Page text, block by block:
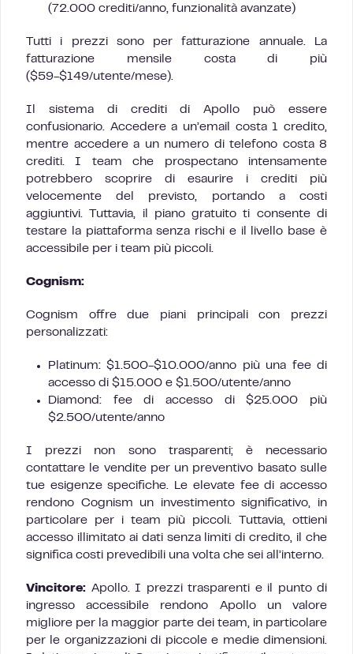
(72.000 crediti/anno, funzionalità avanzate)
Tutti i prezzi sono per fatturazione annuale. La
fatturazione mensile costa di più
($59-$149/utente/mese).
Il sistema di crediti di Apollo può essere
confusionario. Accedere a un’email costa 1 credito,
mentre accedere a un numero di telefono costa 8
crediti. I team che prospectano intensamente
potrebbero scoprire di esaurire i crediti più
velocemente del previsto, portando a costi
aggiuntivi. Tuttavia, il piano gratuito ti consente di
testare la piattaforma senza rischi e il livello base è
accessibile per i team più piccoli.
Cognism:
Cognism offre due piani principali con prezzi
personalizzati:
Platinum: $1.500-$10.000/anno più una fee di
accesso di $15.000 e $1.500/utente/anno
Diamond: fee di accesso di $25.000 più
$2.500/utente/anno
I prezzi non sono trasparenti; è necessario
contattare le vendite per un preventivo basato sulle
tue esigenze specifiche. Le elevate fee di accesso
rendono Cognism un investimento significativo, in
particolare per i team più piccoli. Tuttavia, ottieni
accesso illimitato ai dati senza limiti di credito, il che
significa costi prevedibili una volta che sei all’interno.
Vincitore: Apollo. I prezzi trasparenti e il punto di
ingresso accessibile rendono Apollo un valore
migliore per la maggior parte dei team, in particolare
per le organizzazioni di piccole e medie dimensioni.